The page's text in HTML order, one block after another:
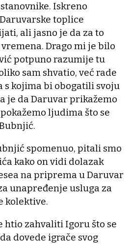
Iskreno
toplice
ali jasno je da za to
Drago mi je bilo
potpuno razumije tu
sam shvatio, već rade
s kojima bi obogatili svoju
je da Daruvar prikažemo
ljudima što se
spomenuo, pitali smo
kako on vidi dolazak
na priprema u Daruvar
unapređenje usluga za
kolektive.
htio zahvaliti Igoru što se
dovede igrače svog